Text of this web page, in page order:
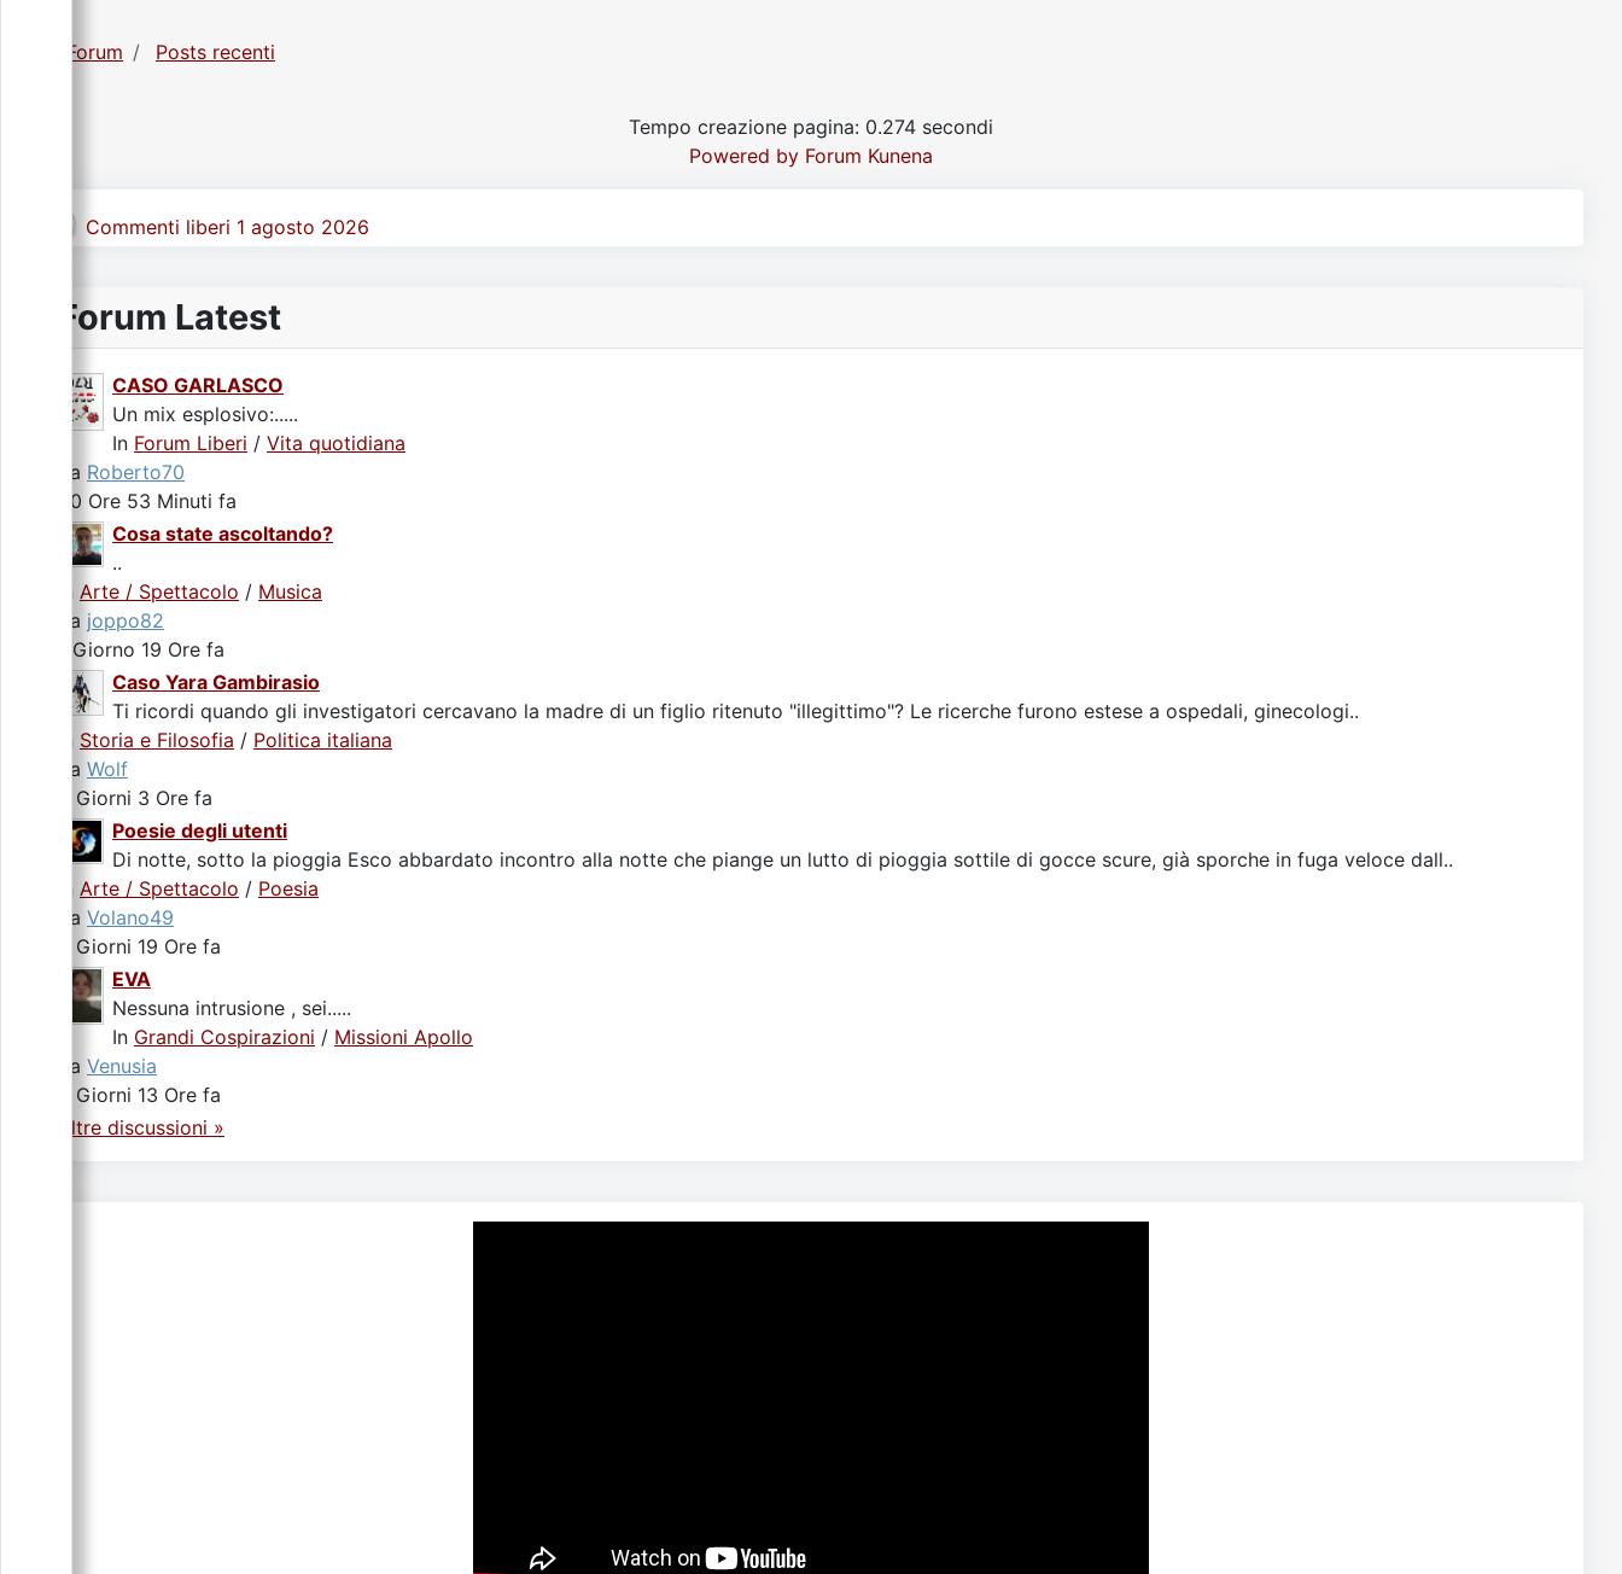
Forum Posts recenti
Tempo creazione pagina: 0.274 secondi
Powered by Forum Kunena
Commenti liberi 1 agosto 2026
Forum Latest
CASO GARLASCO
Un mix esplosivo:.....
In Forum Liberi / Vita quotidiana
da Roberto70
20 Ore 53 Minuti fa
Cosa state ascoltando?
..
Arte / Spettacolo / Musica
da joppo82
1 Giorno 19 Ore fa
Caso Yara Gambirasio
Ti ricordi quando gli investigatori cercavano la madre di un figlio ritenuto "illegittimo"? Le ricerche furono estese a ospedali, ginecologi..
Storia e Filosofia / Politica italiana
da Wolf
2 Giorni 3 Ore fa
Poesie degli utenti
Di notte, sotto la pioggia Esco abbardato incontro alla notte che piange un lutto di pioggia sottile di gocce scure, già sporche in fuga veloce dall..
Arte / Spettacolo / Poesia
da Volano49
2 Giorni 19 Ore fa
EVA
Nessuna intrusione , sei.....
In Grandi Cospirazioni / Missioni Apollo
da Venusia
4 Giorni 13 Ore fa
Altre discussioni »